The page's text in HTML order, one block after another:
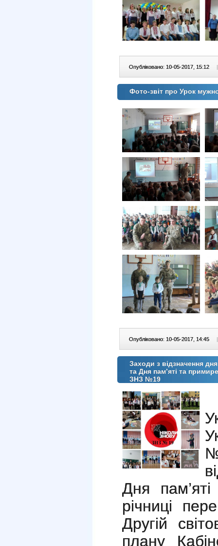
Опубліковано: 10-05-2017, 15:12 |
Фото-звіт про Урок
Опубліковано: 10-05-2017, 14:45 |
Заходи з відзначення
та Дня пам’яті та
ЗНЗ №19
Дня
річниці
Другій
плану